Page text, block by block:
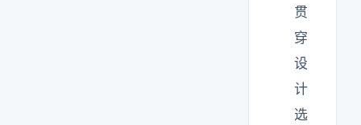
贯
穿
设
计
选